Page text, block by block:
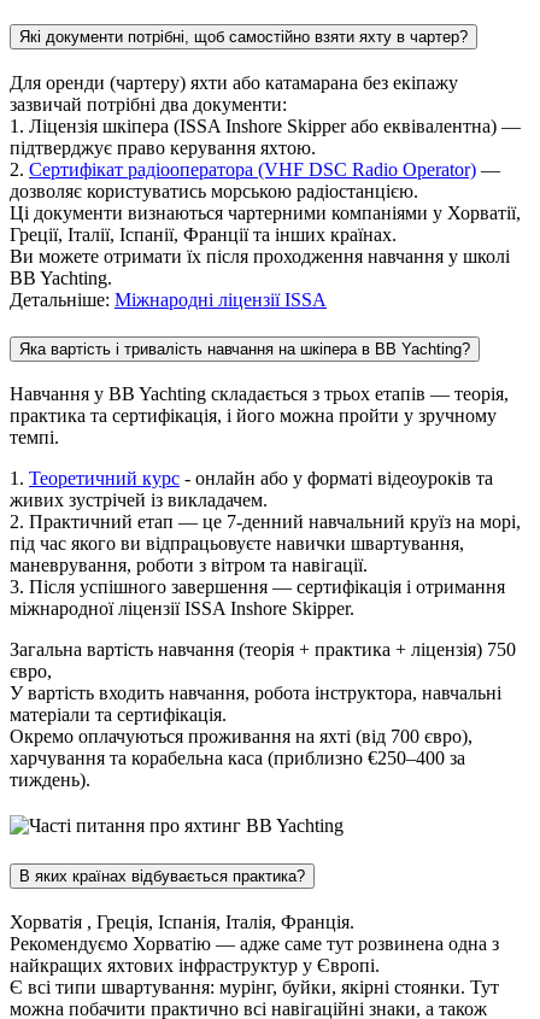
Які документи потрібні, щоб самостійно взяти яхту в чартер?
Для оренди (чартеру) яхти або катамарана без екіпажу
зазвичай потрібні два документи:
1. Ліцензія шкіпера (ISSA Inshore Skipper або еквівалентна) —
підтверджує право керування яхтою.
2. Сертифікат радіооператора (VHF DSC Radio Operator) —
дозволяє користуватись морською радіостанцією.
Ці документи визнаються чартерними компаніями у Хорватії,
Греції, Італії, Іспанії, Франції та інших країнах.
Ви можете отримати їх після проходження навчання у школі
BB Yachting.
Детальніше: Міжнародні ліцензії ISSA
Яка вартість і тривалість навчання на шкіпера в BB Yachting?
Навчання у BB Yachting складається з трьох етапів — теорія,
практика та сертифікація, і його можна пройти у зручному
темпі.
1. Теоретичний курс - онлайн або у форматі відеоуроків та
живих зустрічей із викладачем.
2. Практичний етап — це 7-денний навчальний круїз на морі,
під час якого ви відпрацьовуєте навички швартування,
маневрування, роботи з вітром та навігації.
3. Після успішного завершення — сертифікація і отримання
міжнародної ліцензії ISSA Inshore Skipper.
Загальна вартість навчання (теорія + практика + ліцензія) 750
євро,
У вартість входить навчання, робота інструктора, навчальні
матеріали та сертифікація.
Окремо оплачуються проживання на яхті (від 700 євро),
харчування та корабельна каса (приблизно €250–400 за
тиждень).
В яких країнах відбувається практика?
Хорватія , Греція, Іспанія, Італія, Франція.
Рекомендуємо Хорватію — адже саме тут розвинена одна з
найкращих яхтових інфраструктур у Європі.
Є всі типи швартування: мурінг, буйки, якірні стоянки. Тут
можна побачити практично всі навігаційні знаки, а також